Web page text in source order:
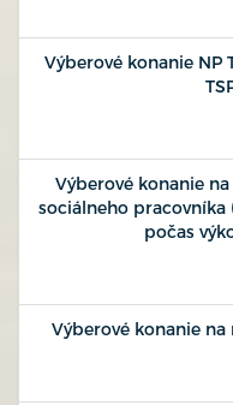
Výberové konanie NP
Výberové konanie
sociálneho pracovníka
počas
Výberové konanie na